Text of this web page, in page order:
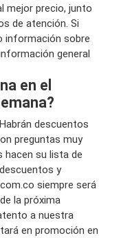
mejor precio, junto
de atención. Si
información sobre
general
en el
descuentos
preguntas muy
hacen su lista de
y
siempre será
la próxima
a nuestra
en promoción en